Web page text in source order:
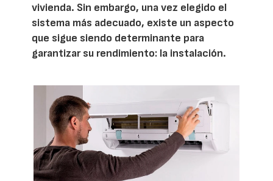
vivienda. Sin embargo, una vez elegido el
sistema más adecuado, existe un aspecto
que sigue siendo determinante para
garantizar su rendimiento: la instalación.